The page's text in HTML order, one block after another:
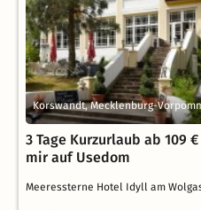
Korswandt, Mecklenburg-
3 Tage Kurzurlaub ab 109
mir auf Usedom
Meeressterne Hotel Idyll am